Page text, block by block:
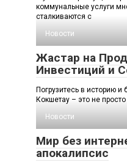
коммунальные услуги
сталкиваются с
Новости
Жастар на
Инвестиций и
Погрузитесь в историю
Кокшетау – это не
Новости
Мир без
апокалипсис